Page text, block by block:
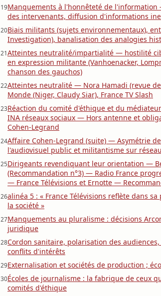
19Manquements à l'honnêteté de
des intervenants, diffusion d'informations
20Biais militants (sujets environnementaux),
Investigation), banalisation des analogies
21Atteintes neutralité/impartialité — hostilité
en expression militante (Vanhoenacker,
chanson des gauchos)
22Atteintes neutralité — Nora Hamadi (revue
Monde (Niger, Claudy Siar), France TV Slash
23Réaction du comité d'éthique et du
INA réseaux sociaux — Hors antenne et
Cohen-Legrand
24Affaire Cohen-Legrand (suite) — Asymétrie
l'audiovisuel public et militantisme sur
25Dirigeants revendiquant leur orientation —
(Recommandation n°3) — Radio France
— France Télévisions et Ernotte —
26alinéa 5 : « France Télévisions reflète dans
la société »
27Manquements au pluralisme : décisions
juridique
28Cordon sanitaire, polarisation des
conflits d'intérêts
29Externalisation et sociétés de production ;
30Écoles de journalisme : la fabrique de ceux
comités d'éthique